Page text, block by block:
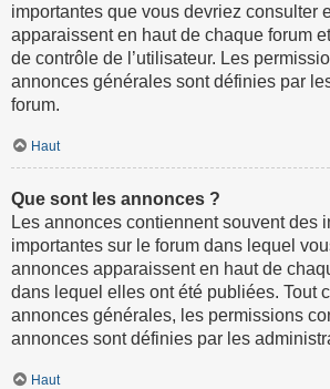
importantes que vous devriez consulter
apparaissent en haut de chaque forum
de contrôle de l’utilisateur. Les
annonces générales sont définies par
forum.
Haut
Que sont les annonces ?
Les annonces contiennent souvent des
importantes sur le forum dans lequel
annonces apparaissent en haut de
dans lequel elles ont été publiées. Tout
annonces générales, les permissions
annonces sont définies par les
Haut